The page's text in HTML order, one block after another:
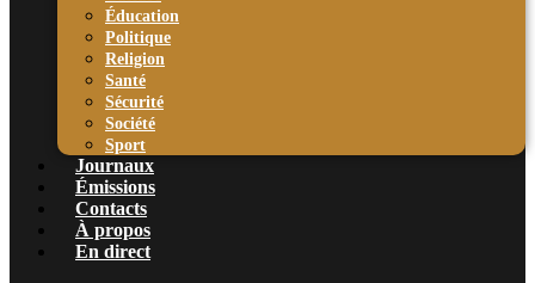
Éducation
Politique
Religion
Santé
Sécurité
Société
Sport
Journaux
Émissions
Contacts
À propos
En direct